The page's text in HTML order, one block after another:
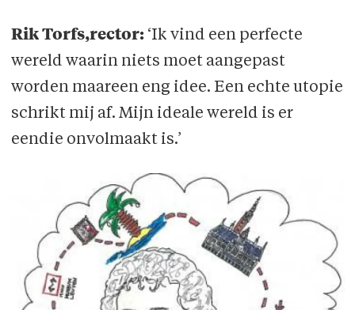
Rik Torfs,rector: ‘Ik vind een perfecte
wereld waarin niets moet aangepast
worden maareen eng idee. Een echte utopie
schrikt mij af. Mijn ideale wereld is er
eendie onvolmaakt is.’